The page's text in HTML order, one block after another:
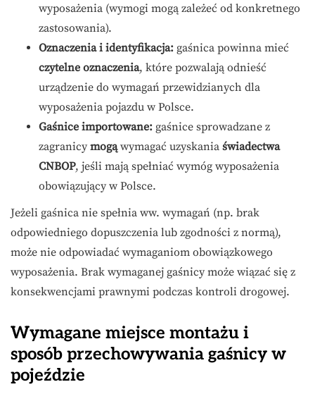
wyposażenia (wymogi mogą zależeć od konkretnego
zastosowania).
Oznaczenia i identyfikacja: gaśnica powinna mieć
czytelne oznaczenia, które pozwalają odnieść
urządzenie do wymagań przewidzianych dla
wyposażenia pojazdu w Polsce.
Gaśnice importowane: gaśnice sprowadzane z
zagranicy mogąwymagać uzyskania świadectwa
CNBOP, jeśli mają spełniać wymóg wyposażenia
obowiązujący w Polsce.
Jeżeli gaśnica nie spełnia ww. wymagań (np. brak
odpowiedniego dopuszczenia lub zgodności z normą),
może nie odpowiadać wymaganiom obowiązkowego
wyposażenia. Brak wymaganej gaśnicy może wiązać się z
konsekwencjami prawnymi podczas kontroli drogowej.
Wymagane miejsce montażu i
sposób przechowywania gaśnicy w
pojeździe